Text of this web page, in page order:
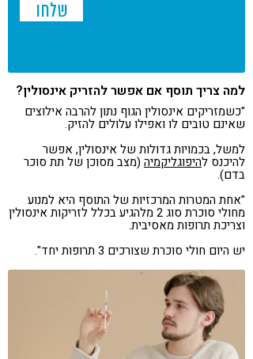
למה צריך תוסף אם אפשר להזריק אינסולין?
"כשמזריקים אינסולין הגוף נתון להרבה אילוצים
שאינם טובים לו ואפילו עלולים להזיק.
למשל, בכמויות גדולות של אינסולין, אפשר
להיכנס להיפוגליקמיה (מצב מסוכן של תת סוכר
בדם).
"אחת המטרות המרכזיות של התוסף היא למנוע
מחולי סוכרת סוג 2 מלהגיע בכלל לזריקות אינסולין
וצריכת תרופות מאסיבית.
יש היום חולי סוכרת שצורכים 3 תרופות יחד".